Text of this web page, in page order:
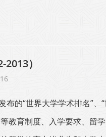
）
的“世界大学学术排名”、
教育制度、入学要求、留